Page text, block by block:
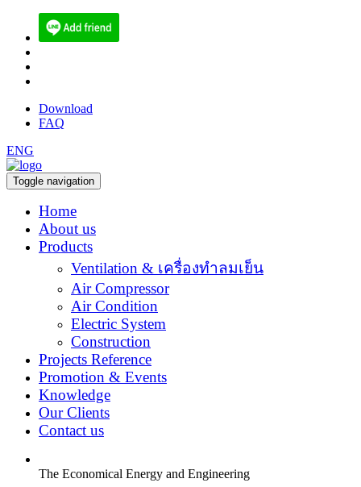
Download
FAQ
ENG
Toggle navigation
Home
About us
Products
Ventilation & เครื่องทำลมเย็น
Air Compressor
Air Condition
Electric System
Construction
Projects Reference
Promotion & Events
Knowledge
Our Clients
Contact us
The Economical Energy and Engineering